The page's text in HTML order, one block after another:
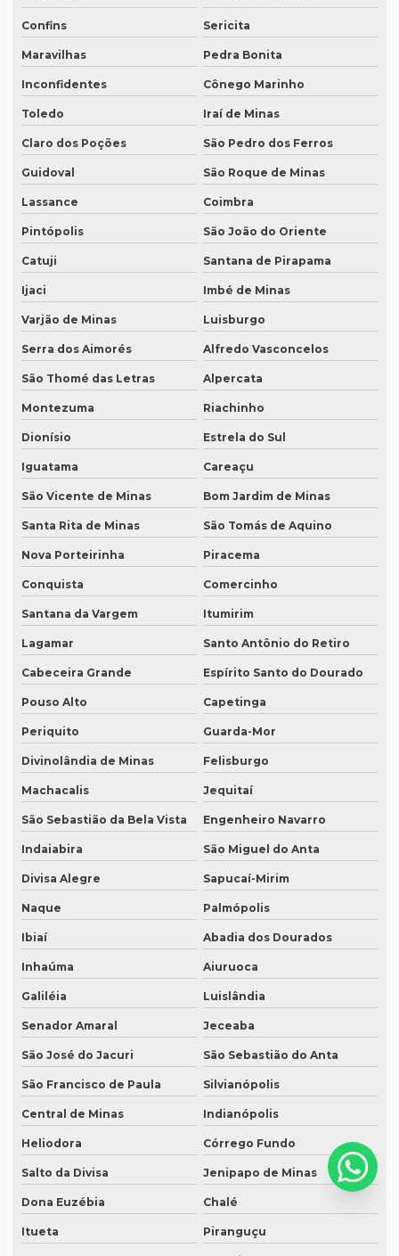
Revisão de teses e dissertações
Revisão de texto acadêmico preço
Revisão de texto em inglês preço
Revisão de textos academicos
Revisão de textos em alemão
Revisão de textos em árabe
Revisão de textos em coreano
Revisão de textos em inglês
Revisão de textos em japonês
Revisão de textos jurídicos
Revisão de textos em mandarim
Revisão de textos em português
Revisão de textos técnicos
Revisão de trabalhos acadêmicos
Serviço de degravação de audio
Serviço de degravação de áudio em texto
Serviço de intérpretes de idiomas
Serviço de legendagem
Serviço de legendagem de vídeos
Serviço de revisão de artigos científicos
Serviço de revisão gramatical profissional
Serviço de revisão de manuscritos literários
Serviço de revisão ortográfica
Serviço de revisão de teses e dissertações
Serviço de revisão de textos em alemão
Serviço de revisão de textos em japonês
Serviço de revisão de textos jurídicos
Serviço de revisão de textos em mandarim
Serviço de tradução
Serviço tradução alemão
Serviço de tradução de artigos cientificos
Serviço de tradução de áudio
Serviço de tradução campinas
Confins Sericita
Maravilhas Pedra Bonita
Inconfidentes Cônego Marinho
Toledo Iraí de Minas
Claro dos Poções São Pedro dos Ferros
Guidoval São Roque de Minas
Lassance Coimbra
Pintópolis São João do Oriente
Catuji Santana de Pirapama
Ijaci Imbé de Minas
Varjão de Minas Luisburgo
Serra dos Aimorés Alfredo Vasconcelos
São Thomé das Letras Alpercata
Montezuma Riachinho
Dionísio Estrela do Sul
Iguatama Careaçu
São Vicente de Minas Bom Jardim de Minas
Santa Rita de Minas São Tomás de Aquino
Nova Porteirinha Piracema
Conquista Comercinho
Santana da Vargem Itumirim
Lagamar Santo Antônio do Retiro
Cabeceira Grande Espírito Santo do Dourado
Pouso Alto Capetinga
Periquito Guarda-Mor
Divinolândia de Minas Felisburgo
Machacalis Jequitaí
São Sebastião da Bela Vista Engenheiro Navarro
Indaiabira São Miguel do Anta
Divisa Alegre Sapucaí-Mirim
Naque Palmópolis
Ibiaí Abadia dos Dourados
Inhaúma Aiuruoca
Galiléia Luislândia
Senador Amaral Jeceaba
São José do Jacuri São Sebastião do Anta
São Francisco de Paula Silvianópolis
Central de Minas Indianópolis
Heliodora Córrego Fundo
Salto da Divisa Jenipapo de Minas
Dona Euzébia Chalé
Itueta Piranguçu